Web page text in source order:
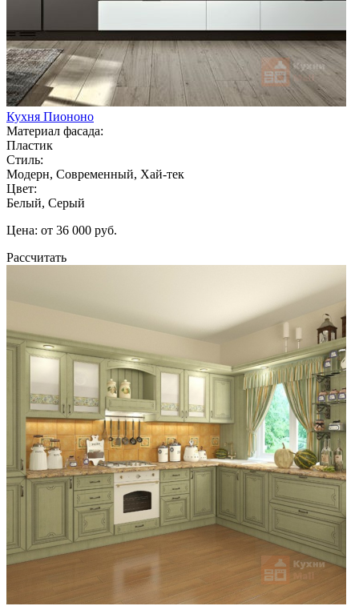
Кухня Пиононо
Материал фасада:
Пластик
Стиль:
Модерн, Современный, Хай-тек
Цвет:
Белый, Серый
Цена: от 36 000 руб.
Рассчитать